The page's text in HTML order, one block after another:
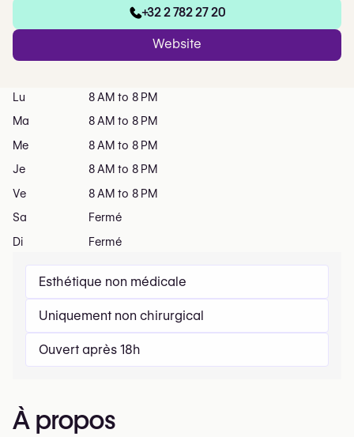
+32 2 782 27 20
Website
Esthétique non médicale
Uniquement non chirurgical
Ouvert après 18h
À propos
Lu
8 AM to 8 PM
Ma
8 AM to 8 PM
Me
8 AM to 8 PM
Je
8 AM to 8 PM
Ve
8 AM to 8 PM
Sa
Fermé
Di
Fermé